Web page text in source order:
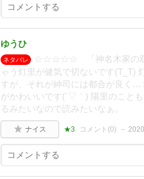
ゆうひ
ネタバレ
☆☆☆☆☆ 「神名木家の双
ゃう灯里が健気で切ないです(T_T)
すが、それが紳司には都合が良く
がかわいいです(´▽｀) 陽里のこと
るみたいなので読みたいなぁ。
ナイス ★3 コメント(0)